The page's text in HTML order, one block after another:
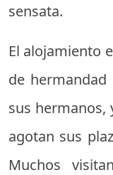
sensata.
El alojamiento
de hermandad
sus hermanos,
agotan sus
Muchos